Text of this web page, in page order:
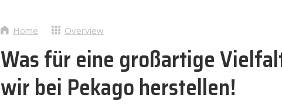
Home Overview
Was für eine großartige
wir bei Pekago herstellen!